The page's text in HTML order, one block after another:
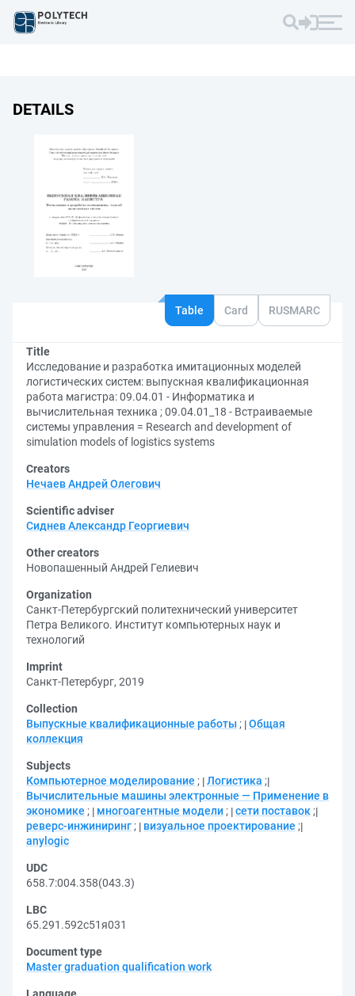
DETAILS
Table Card RUSMARC
Title
Исследование и разработка имитационных моделей
логистических систем: выпускная квалификационная
работа магистра: 09.04.01 - Информатика и
вычислительная техника ; 09.04.01_18 - Встраиваемые
системы управления = Research and development of
simulation models of logistics systems
Creators
Нечаев Андрей Олегович
Scientific adviser
Сиднев Александр Георгиевич
Other creators
Новопашенный Андрей Гелиевич
Organization
Санкт-Петербургский политехнический университет
Петра Великого. Институт компьютерных наук и
технологий
Imprint
Санкт-Петербург, 2019
Collection
Выпускные квалификационные работы ; Общая
коллекция
Subjects
Компьютерное моделирование ; Логистика ;
Вычислительные машины электронные — Применение в
экономике ; многоагентные модели ; сети поставок ;
реверс-инжиниринг ; визуальное проектирование ;
anylogic
UDC
658.7:004.358(043.3)
LBC
65.291.592с51я031
Document type
Master graduation qualification work